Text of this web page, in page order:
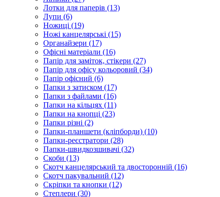
Лотки для паперів (13)
Лупи (6)
Ножиці (19)
Ножі канцелярські (15)
Органайзери (17)
Офісні матеріали (16)
Папір для заміток, стікери (27)
Папір для офісу кольоровий (34)
Папір офісний (6)
Папки з затиском (17)
Папки з файлами (16)
Папки на кільцях (11)
Папки на кнопці (23)
Папки різні (2)
Папки-планшети (кліпборди) (10)
Папки-реєстратори (28)
Папки-швидкозшивачі (32)
Скоби (13)
Скотч канцелярський та двосторонній (16)
Скотч пакувальний (12)
Скріпки та кнопки (12)
Степлери (30)